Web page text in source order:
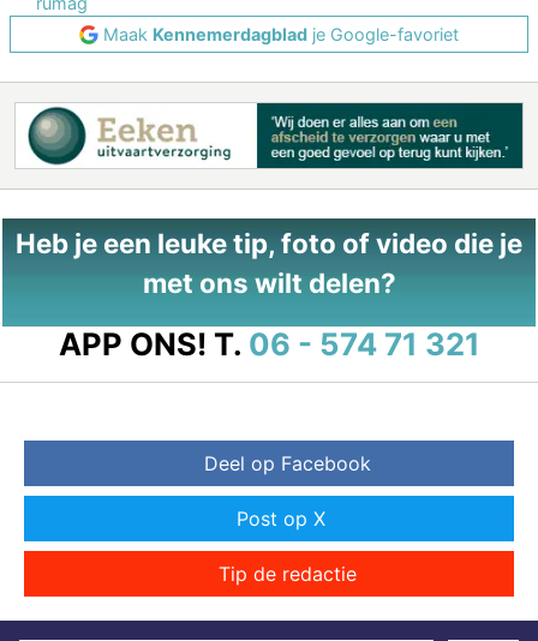
Maak Kennemerdagblad je Google-favoriet
Heb je een leuke tip, foto of video die je
met ons wilt delen?
APP ONS! T. 06 - 574 71 321
Deel op Facebook
Post op X
Tip de redactie